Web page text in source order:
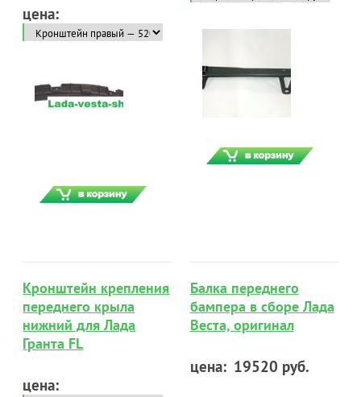
цена:
Кронштейн крепления
переднего крыла
нижний для Лада
Гранта FL
цена:
Балка переднего
бампера в сборе Лада
Веста, оригинал
цена: 19520 руб.